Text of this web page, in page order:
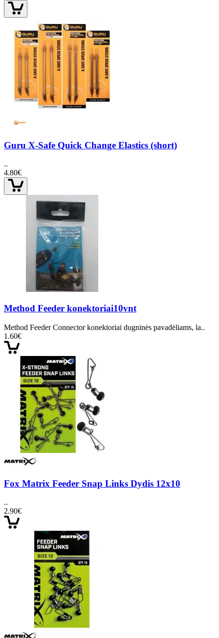
Guru X-Safe Quick Change Elastics (short)
..
4.80€
Method Feeder konektoriai10vnt
Method Feeder Connector konektoriai dugninės pavadėliams, la..
1.60€
Fox Matrix Feeder Snap Links Dydis 12x10
..
2.90€